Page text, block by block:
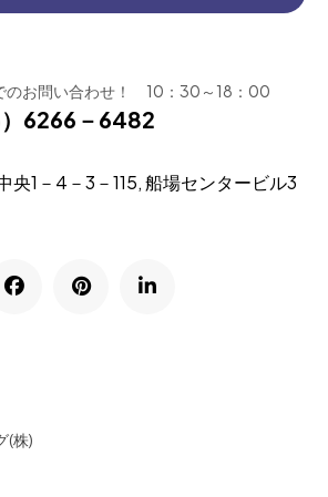
のお問い合わせ！ 10：30～18：00
6266－6482
央1－4－3－115, 船場センタービル3
(株)